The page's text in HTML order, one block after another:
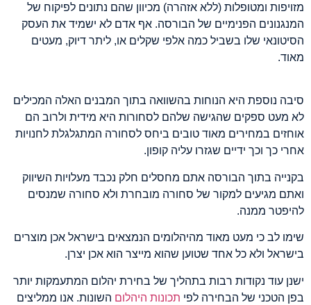
מזויפות ומטופלות (ללא אזהרה) מכיוון שהם נתונים לפיקוח של
המנגנונים הפנימיים של הבורסה. אף אדם לא ישמיד את העסק
הסיטונאי שלו בשביל כמה אלפי שקלים או, ליתר דיוק, מעטים
מאוד.
סיבה נוספת היא הנוחות בהשוואה בתוך המבנים האלה המכילים
לא מעט ספקים שהגישה שלהם לסחורות היא מידית ולרוב הם
אוחזים במחירים מאוד טובים ביחס לסחורה המתגלגלת לחנויות
אחרי כך וכך ידיים שגזרו עליה קופון.
בקנייה בתוך הבורסה אתם מחסלים חלק נכבד מעלויות השיווק
ואתם מגיעים למקור של סחורה מובחרת ולא סחורה שמנסים
להיפטר ממנה.
שימו לב כי מעט מאוד מהיהלומים הנמצאים בישראל אכן מוצרים
בישראל ולא כל אחד שטוען שהוא מייצר הוא אכן יצרן.
ישנן עוד נקודות רבות בתהליך של בחירת יהלום המתעמקות יותר
בפן הטכני של הבחירה לפי תכונות היהלום השונות. אנו ממליצים